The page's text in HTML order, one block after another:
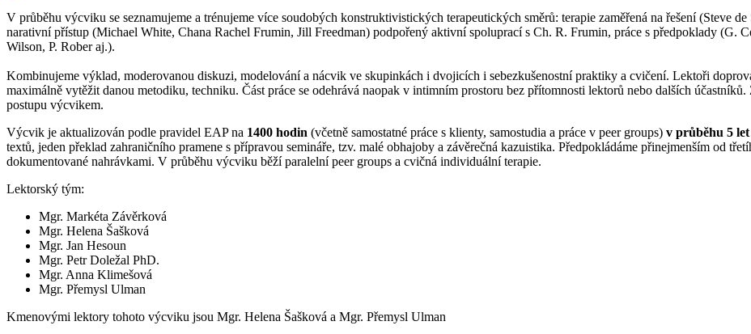
V průběhu výcviku se seznamujeme a trénujeme více soudobých konstruktivistických terapeutických směrů: terapie zaměřená na řešení (Steve
narativní přístup (Michael White, Chana Rachel Frumin, Jill Freedman) podpořený aktivní spoluprací s Ch. R. Frumin, práce s předpoklady (G.
Wilson, P. Rober aj.).
Kombinujeme výklad, moderovanou diskuzi, modelování a nácvik ve skupinkách i dvojicích i sebezkušenostní praktiky a cvičení. Lektoři
maximálně vytěžit danou metodiku, techniku. Část práce se odehrává naopak v intimním prostoru bez přítomnosti lektorů nebo dalších
postupu výcvikem.
Výcvik je aktualizován podle pravidel EAP na 1400 hodin (včetně samostatné práce s klienty, samostudia a práce v peer groups) v průběhu 5
textů, jeden překlad zahraničního pramene s přípravou semináře, tzv. malé obhajoby a závěrečná kazuistika. Předpokládáme přinejmenším od
dokumentované nahrávkami. V průběhu výcviku běží paralelní peer groups a cvičná individuální terapie.
Lektorský tým:
Mgr. Markéta Závěrková
Mgr. Helena Šašková
Mgr. Jan Hesoun
Mgr. Petr Doležal PhD.
Mgr. Anna Klimešová
Mgr. Přemysl Ulman
Kmenovými lektory tohoto výcviku jsou Mgr. Helena Šašková a Mgr. Přemysl Ulman